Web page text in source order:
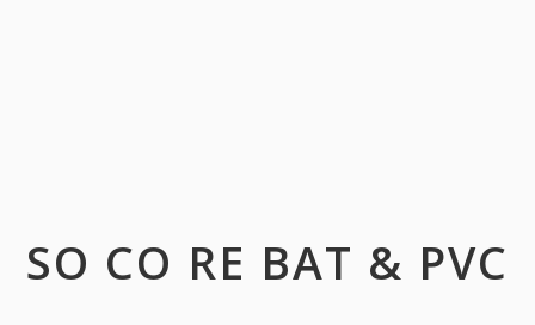
SO CO RE BAT & PVC